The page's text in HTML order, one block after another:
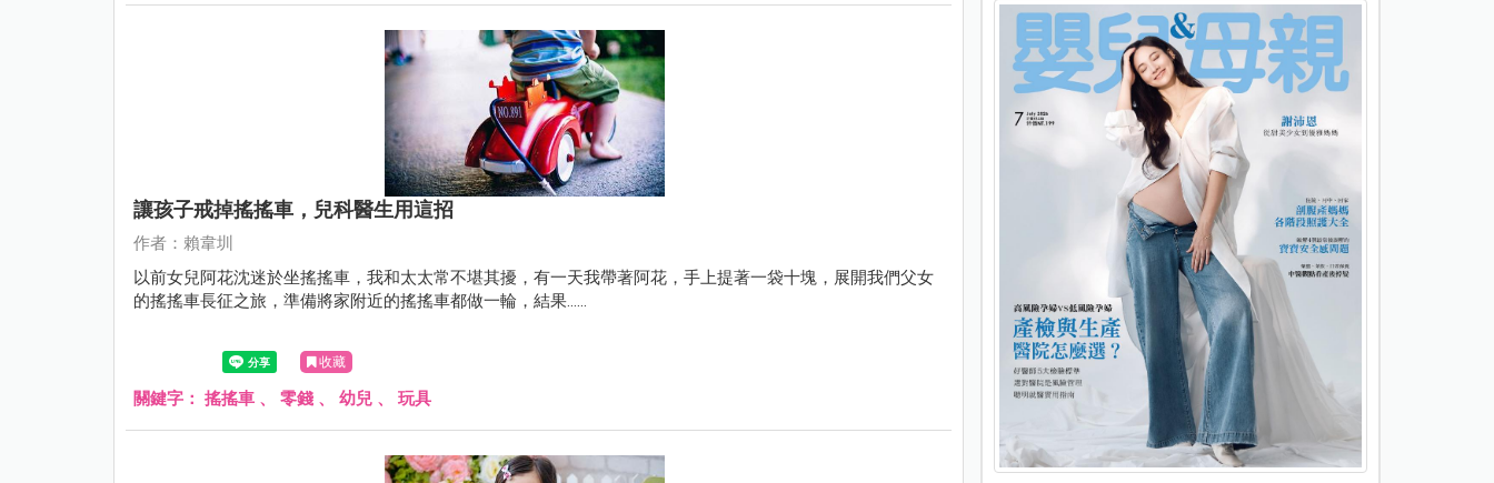
讓孩子戒掉搖搖車，兒科醫生用這招
作者：賴韋圳
以前女兒阿花沈迷於坐搖搖車，我和太太常不堪其擾，有一天我帶著阿花，手上提著一袋十塊，展開我們父女
的搖搖車長征之旅，準備將家附近的搖搖車都做一輪，結果......
收藏
關鍵字： 搖搖車 、 零錢 、 幼兒 、 玩具